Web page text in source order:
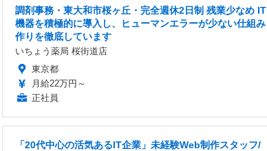
調剤事務・東大和市桜ヶ丘・完全週休2日制 残業少なめ IT
機器を積極的に導入し、ヒューマンエラーが少ない仕組み
作りを徹底しています
いちょう薬局 桜街道店
東京都
月給22万円～
正社員
「20代中心の活気あるIT企業」未経験Web制作スタッフ/